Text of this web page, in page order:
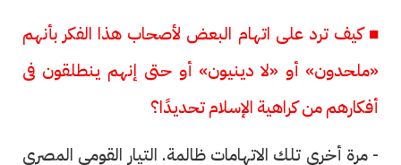
■ كيف ترد على اتهام البعض لأصحاب هذا الفكر بأنهم
«ملحدون» أو «لا دينيون» أو حتى إنهم ينطلقون فى
أفكارهم من كراهية الإسلام تحديدًا؟
- مرة أخرى تلك الاتهامات ظالمة. التيار القومى المصرى